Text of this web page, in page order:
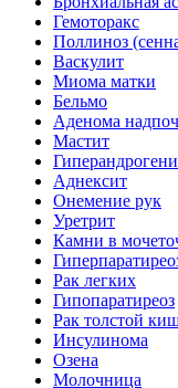
Гемоторакс
Поллиноз
Васкулит
Миома матки
Бельмо
Аденома
Мастит
Аднексит
Онемение рук
Уретрит
Камни в
Рак легких
Гипопаратиреоз
Рак толстой
Инсулинома
Озена
Молочница